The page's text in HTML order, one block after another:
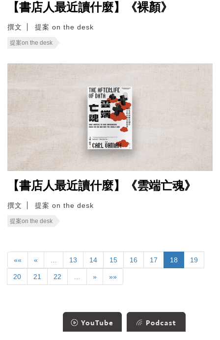
【書店人最近讀什麼】《裸顏》
撰文 提案 on the desk
提案on the desk
【書店人最近讀什麼】《雲端亡魂》
撰文 提案 on the desk
提案on the desk
«« « 13 14 15 16 17 18 19
20 21 22 » »»